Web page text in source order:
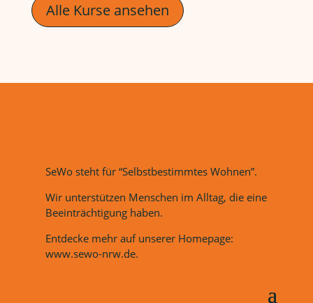
Alle Kurse ansehen
SeWo steht für “Selbstbestimmtes Wohnen”.
Wir unterstützen Menschen im Alltag, die eine
Beeinträchtigung haben.
Entdecke mehr auf unserer Homepage:
www.sewo-nrw.de.